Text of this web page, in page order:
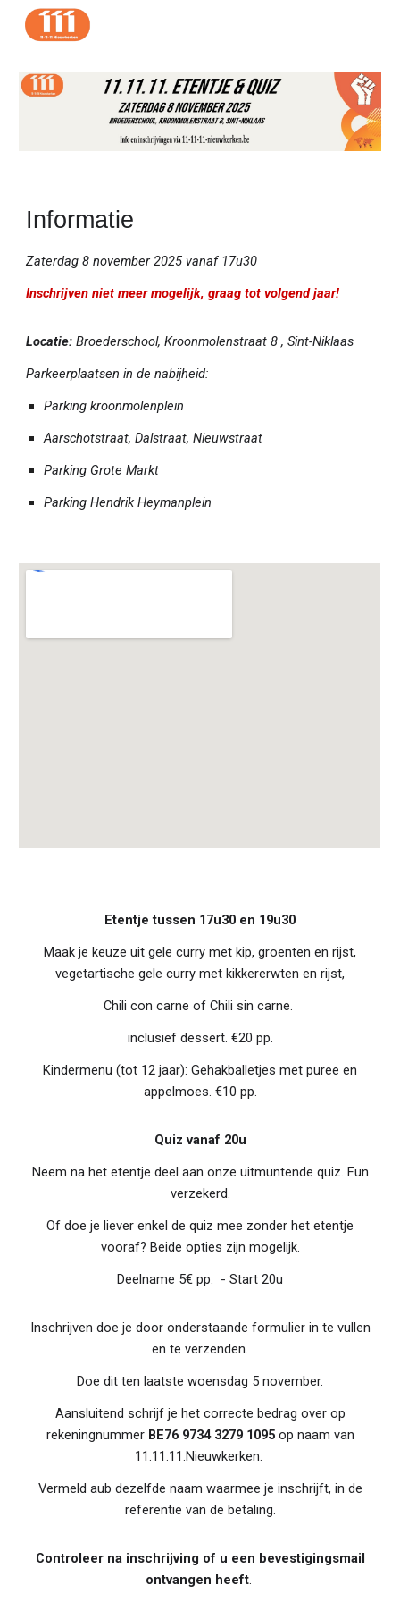
Skip to main content
Informatie
Zaterdag8 november 2025 vanaf 17u30
Inschrijven niet meer mogelijk, graag tot volgend jaar!
Locatie: Broederschool, Kroonmolenstraat 8 , Sint-Niklaas
Parkeerplaatsen in de nabijheid:
Parking kroonmolenplein
Aarschotstraat, Dalstraat, Nieuwstraat
Parking Grote Markt
Parking Hendrik Heymanplein
Etentje tussen 17u30 en 19u30
Maak je keuze uit gele curry met kip, groenten en rijst,
vegetartische gele curry met kikkererwten en rijst,
Chili con carne of Chili sin carne.
inclusief dessert. €20 pp.
Kindermenu (tot 12 jaar): Gehakballetjes met puree en
appelmoes. €10 pp.
Quiz vanaf 20u
Neem na het etentje deel aan onze uitmuntende quiz. Fun
verzekerd.
Of doe je liever enkel de quiz mee zonder het etentje
vooraf? Beide opties zijn mogelijk.
Deelname 5€ pp. - Start 20u
Inschrijven doe je door onderstaande formulier in te vullen
en te verzenden.
Doe dit ten laatste woensdag 5 november.
Aansluitend schrijf je het correcte bedrag over op
rekeningnummer BE76 9734 3279 1095op naam van
11.11.11.Nieuwkerken.
Vermeld aub dezelfde naam waarmee je inschrijft, in de
referentie van de betaling.
Controleer na inschrijving of u een bevestigingsmail
ontvangen heeft.